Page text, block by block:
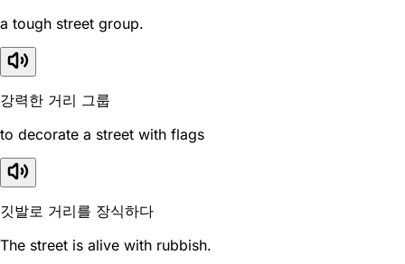
a tough street group.
강력한 거리 그룹
to decorate a street with flags
깃발로 거리를 장식하다
The street is alive with rubbish.